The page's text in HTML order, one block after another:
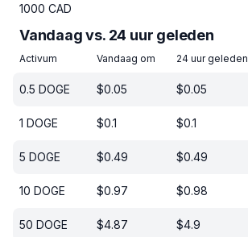
1000 CAD
Vandaag vs. 24 uur geleden
Activum Vandaag om 24 uur geleden
0.5 DOGE $0.05 $0.05
1 DOGE $0.1 $0.1
5 DOGE $0.49 $0.49
10 DOGE $0.97 $0.98
50 DOGE $4.87 $4.9